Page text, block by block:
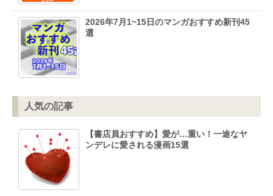
2026年7月1~15日のマンガおすすめ新刊45
選
人気の記事
【書店員おすすめ】愛が…重い！一途なヤ
ンデレに愛される漫画15選